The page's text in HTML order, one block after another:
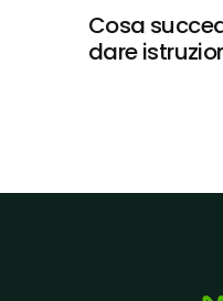
Cosa
dare